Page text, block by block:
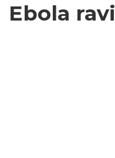
Ebola ravi